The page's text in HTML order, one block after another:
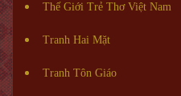
Thế Giới Trẻ Thơ Việt Nam
Tranh Hai Mặt
Tranh Tôn Giáo